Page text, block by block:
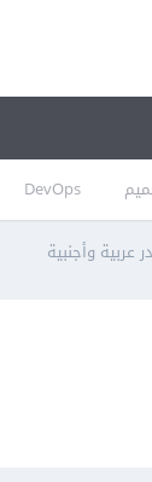
DevOps
عربية وأجنبية